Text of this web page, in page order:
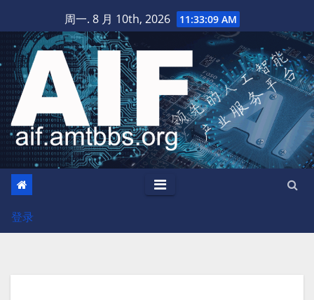
至
内
容
周一. 8 月 10th, 2026 11:33:10 AM
登录